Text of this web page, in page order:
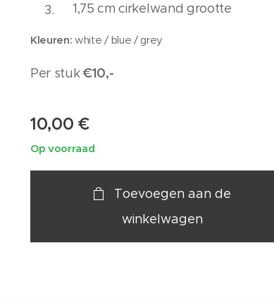
1,75 cm cirkelwand grootte
Kleuren: white / blue / grey
Per stuk€10,-
10,00 €
Op voorraad
Toevoegen aan de
winkelwagen